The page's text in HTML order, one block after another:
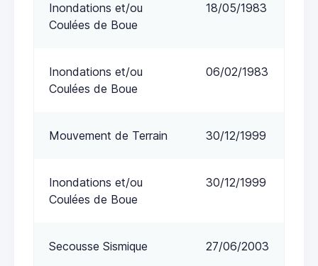
Inondations et/ou
Coulées de Boue
18/05/1983
Inondations et/ou
Coulées de Boue
06/02/1983
Mouvement de Terrain 30/12/1999
Inondations et/ou
Coulées de Boue
30/12/1999
Secousse Sismique 27/06/2003